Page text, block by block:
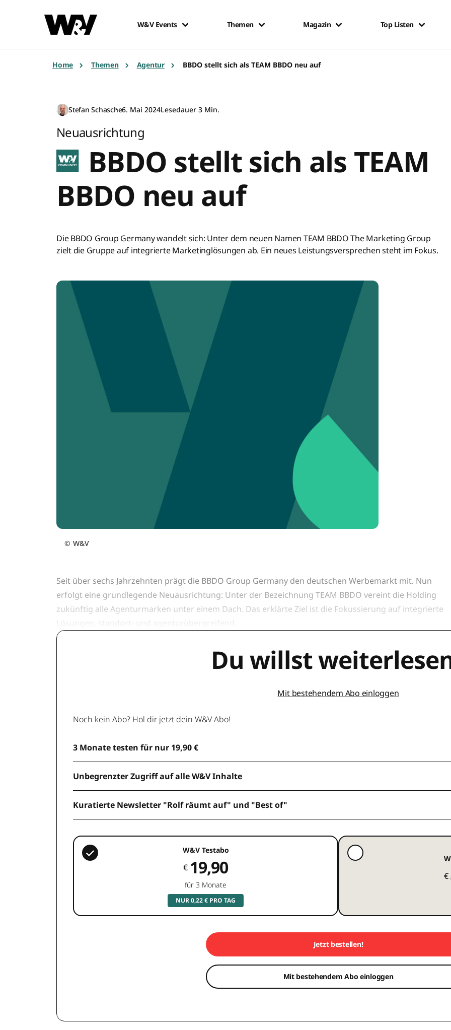
W&V Events Themen Magazin Top Listen
Home Themen Agentur BBDO stellt sich als TEAM BBDO neu auf
Stefan Schasche6. Mai 2024Lesedauer 3 Min.
Neuausrichtung
BBDO stellt sich als TEAM
BBDO neu auf
Die BBDO Group Germany wandelt sich: Unter dem neuen Namen TEAM BBDO The Marketing Group
zielt die Gruppe auf integrierte Marketinglösungen ab. Ein neues Leistungsversprechen steht im Fokus.
© W&V
Seit über sechs Jahrzehnten prägt die BBDO Group Germany den deutschen Werbemarkt mit. Nun
erfolgt eine grundlegende Neuausrichtung: Unter der Bezeichnung TEAM BBDO vereint die Holding
zukünftig alle Agenturmarken unter einem Dach. Das erklärte Ziel ist die Fokussierung auf integrierte
Du willst
Mit bestehendem Abo einloggen
Noch kein Abo? Hol dir jetzt dein W&V Abo!
3 Monate testen für nur 19,90 €
Unbegrenzter Zugriff auf alle W&V Inhalte
Kuratierte Newsletter "Rolf räumt auf" und "Best of"
W&V Testabo
€ 19,90
für 3 Monate
NUR 0,22 € PRO TAG
€
Jetzt bestellen!
Mit bestehendem Abo einloggen